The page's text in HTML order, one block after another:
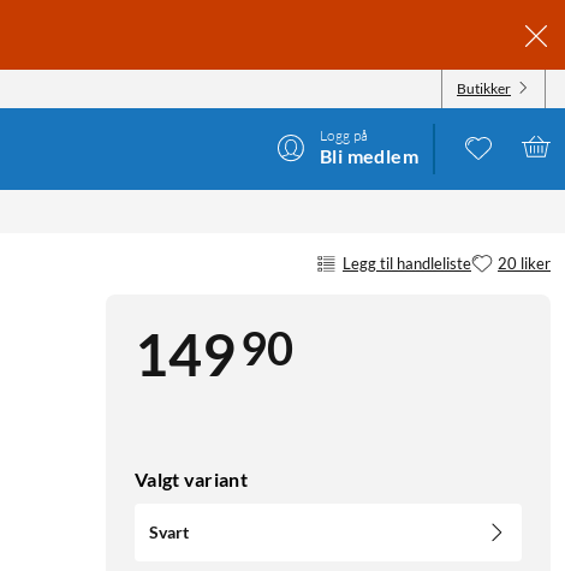
Butikker
Logg på
Bli medlem
Legg til handleliste 20 liker
14990
Valgt variant
Svart